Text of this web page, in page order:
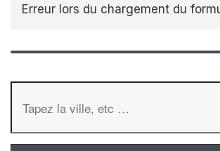
Erreur lors du chargement du